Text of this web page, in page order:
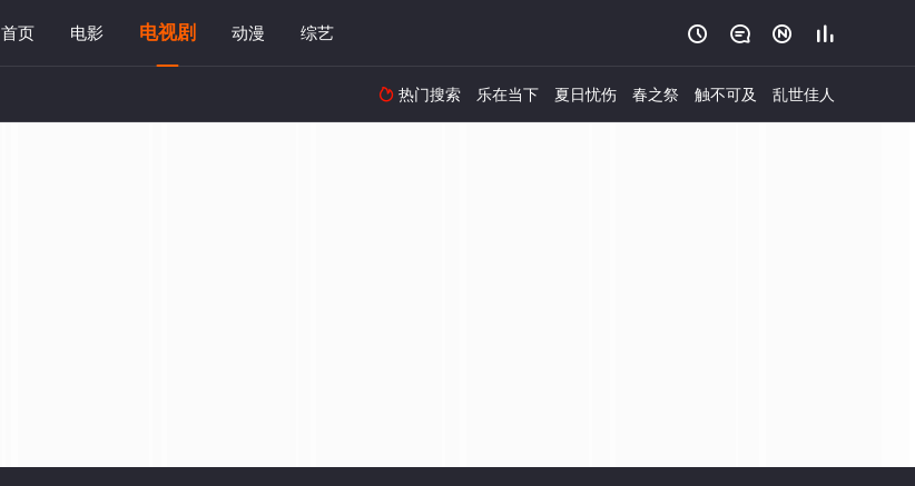
首页 电影 电视剧 动漫 综艺    
 热门搜索 乐在当下 夏日忧伤 春之祭 触不可及 乱世佳人